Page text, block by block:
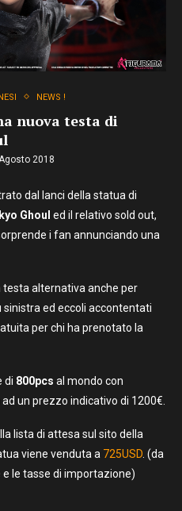
NEWS !
nuova testa di
2018
dal lanci della statua di
Ghoul ed il relativo sold out,
i fan annunciando una
testa alternativa anche per
sinistra ed eccoli accontentati
per chi ha prenotato la
di 800pcs al mondo con
un prezzo indicativo di 1200€.
lista di attesa sul sito della
viene venduta a 725USD . (da
le tasse di importazione)